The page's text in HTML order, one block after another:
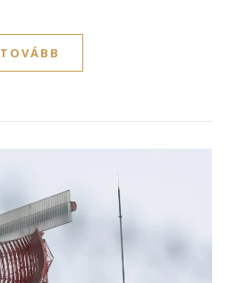
TOVÁBB